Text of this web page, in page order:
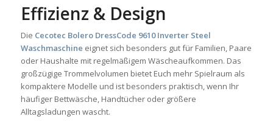
Effizienz & Design
Die Cecotec Bolero DressCode 9610 Inverter Steel
Waschmaschine eignet sich besonders gut für Familien, Paare
oder Haushalte mit regelmäßigem Wäscheaufkommen. Das
großzügige Trommelvolumen bietet Euch mehr Spielraum als
kompaktere Modelle und ist besonders praktisch, wenn Ihr
häufiger Bettwäsche, Handtücher oder größere
Alltagsladungen wascht.